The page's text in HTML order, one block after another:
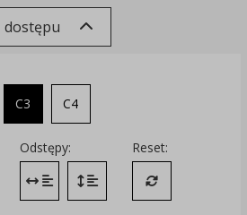
dostępu
C3 C4
Odstępy:
Zmień odstęp między literami
Zmień interlinię i margines
Reset:
Przywróć